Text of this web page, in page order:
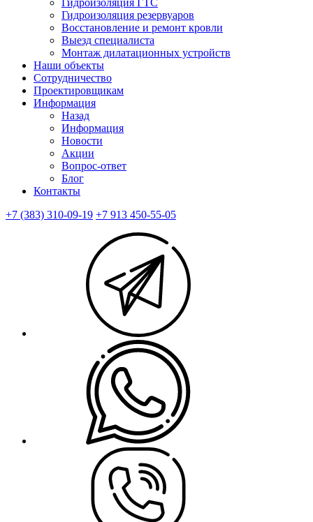
Гидроизоляция ГТС
Гидроизоляция резервуаров
Восстановление и ремонт кровли
Выезд специалиста
Монтаж дилатационных устройств
Наши объекты
Сотрудничество
Проектировщикам
Информация
Назад
Информация
Новости
Акции
Вопрос-ответ
Блог
Контакты
+7 (383) 310-09-19 +7 913 450-55-05